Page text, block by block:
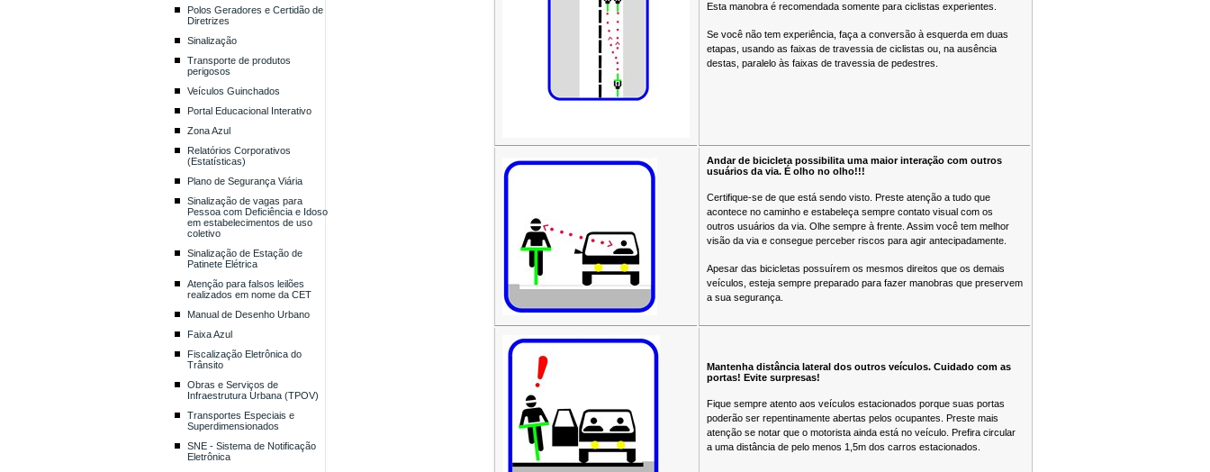
Polos Geradores e Certidão de
Diretrizes
Sinalização
Transporte de produtos
perigosos
Veículos Guinchados
Portal Educacional Interativo
Zona Azul
Relatórios Corporativos
(Estatísticas)
Plano de Segurança Viária
Sinalização de vagas para
Pessoa com Deficiência e Idoso
em estabelecimentos de uso
coletivo
Sinalização de Estação de
Patinete Elétrica
Atenção para falsos leilões
realizados em nome da CET
Manual de Desenho Urbano
Faixa Azul
Fiscalização Eletrônica do
Trânsito
Obras e Serviços de
Infraestrutura Urbana (TPOV)
Transportes Especiais e
Superdimensionados
SNE - Sistema de Notificação
Eletrônica
Esta manobra é recomendada somente para ciclistas experientes.
Se você não tem experiência, faça a conversão à esquerda em duas
etapas, usando as faixas de travessia de ciclistas ou, na ausência
destas, paralelo às faixas de travessia de pedestres.
Andar de bicicleta possibilita uma maior interação com outros
usuários da via. É olho no olho!!!
Certifique-se de que está sendo visto. Preste atenção a tudo que
acontece no caminho e estabeleça sempre contato visual com os
outros usuários da via. Olhe sempre à frente. Assim você tem melhor
visão da via e consegue perceber riscos para agir antecipadamente.
Apesar das bicicletas possuírem os mesmos direitos que os demais
veículos, esteja sempre preparado para fazer manobras que preservem
a sua segurança.
Mantenha distância lateral dos outros veículos. Cuidado com as
portas! Evite surpresas!
Fique sempre atento aos veículos estacionados porque suas portas
poderão ser repentinamente abertas pelos ocupantes. Preste mais
atenção se notar que o motorista ainda está no veículo. Prefira circular
a uma distância de pelo menos 1,5m dos carros estacionados.